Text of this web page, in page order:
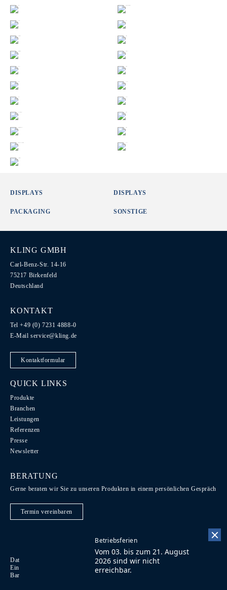
Betriebsferien
Vom 03. bis zum 21. August
2026 sind wir nicht
erreichbar.
DISPLAYS DISPLAYS
PACKAGING SONSTIGE
KLING GMBH
Carl-Benz-Str. 14-16
75217 Birkenfeld
Deutschland
KONTAKT
Tel +49 (0) 7231 4888-0
E-Mailservice@kling.de
Kontaktformular
QUICK LINKS
Produkte
Branchen
Leistungen
Referenzen
Presse
Newsletter
BERATUNG
Gerne beraten wir Sie zu unseren Produkten in einem persönlichen Gespräch
Termin vereinbaren
Datenschutz / Recht / AGB
Code of Conduct
Einkaufsbedingungen
Impressum
Kontakt
Barrierefreiheit